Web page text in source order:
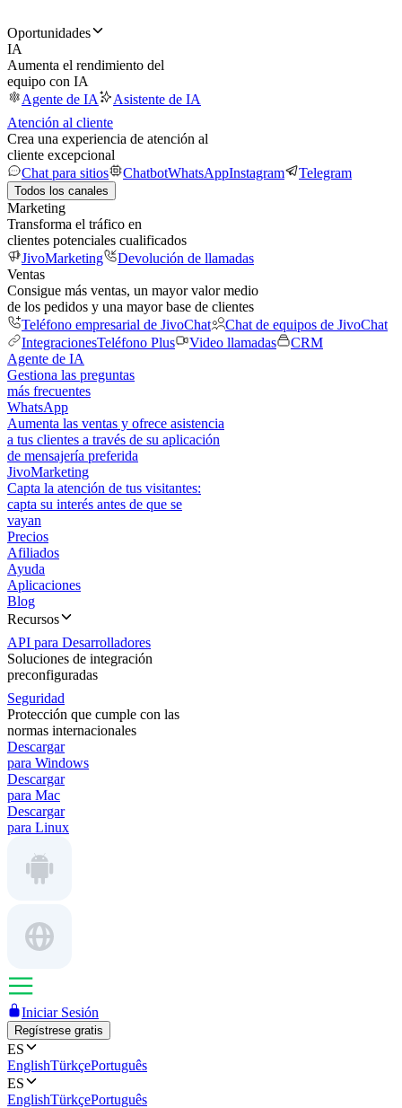
Oportunidades
IA
Aumenta el rendimiento del
equipo con IA
Agente de IA
Asistente de IA
Atención al cliente
Crea una experiencia de atención al
cliente excepcional
Chat para sitios
ChatbotWhatsAppInstagram Telegram
Todos los canales
Marketing
Transforma el tráfico en
clientes potenciales cualificados
JivoMarketing
Devolución de llamadas
Ventas
Consigue más ventas, un mayor valor medio
de los pedidos y una mayor base de clientes
Teléfono empresarial de JivoChat
Chat de equipos de JivoChat
IntegracionesTeléfono Plus Video llamadas
CRM
Agente de IA
Gestiona las preguntas
más frecuentes
WhatsApp
Aumenta las ventas y ofrece asistencia
a tus clientes a través de su aplicación
de mensajería preferida
JivoMarketing
Capta la atención de tus visitantes:
capta su interés antes de que se
vayan
Precios
Afiliados
Ayuda
Aplicaciones
Blog
Recursos
API para Desarrolladores
Soluciones de integración
preconfiguradas
Seguridad
Protección que cumple con las
normas internacionales
Descargar
para Windows
Descargar
para Mac
Descargar
para Linux
Iniciar Sesión
Regístrese gratis
ES
EnglishTürkçePortuguês
ES
EnglishTürkçePortuguês